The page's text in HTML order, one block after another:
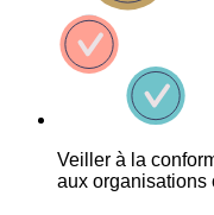
Veiller à la
aux organisations